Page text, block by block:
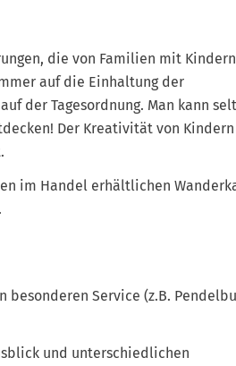
die von Familien mit
auf die Einhaltung der
der Tagesordnung. Man kann
Der Kreativität von Kindern
im Handel erhältlichen
besonderen Service (z.B.
und unterschiedlichen